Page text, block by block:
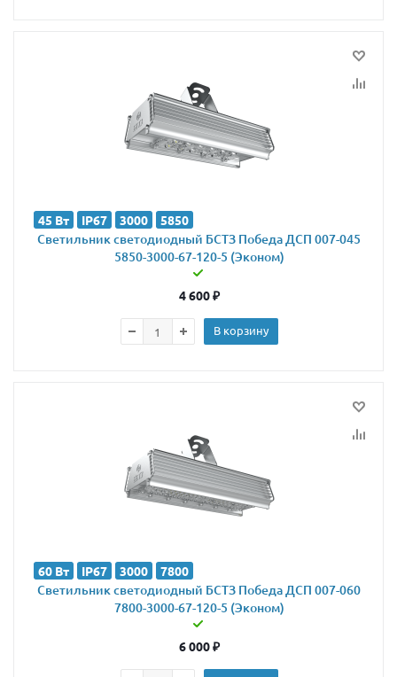
45 Вт IP67 3000 5850
Светильник светодиодный БСТЗ Победа ДСП 007-045
5850-3000-67-120-5 (Эконом)
4 600₽
В корзину
60 Вт IP67 3000 7800
Светильник светодиодный БСТЗ Победа ДСП 007-060
7800-3000-67-120-5 (Эконом)
6 000₽